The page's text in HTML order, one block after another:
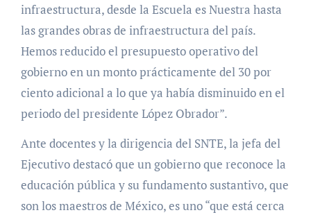
infraestructura, desde la Escuela es Nuestra hasta
las grandes obras de infraestructura del país.
Hemos reducido el presupuesto operativo del
gobierno en un monto prácticamente del 30 por
ciento adicional a lo que ya había disminuido en el
periodo del presidente López Obrador”.
Ante docentes y la dirigencia del SNTE, la jefa del
Ejecutivo destacó que un gobierno que reconoce la
educación pública y su fundamento sustantivo, que
son los maestros de México, es uno “que está cerca